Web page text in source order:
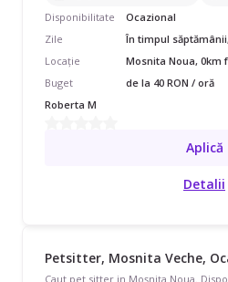
Disponibilitate
Ocazional
Zile
În timpul
Locație
Mosnita Noua, 0km
Buget
de la 40 RON / oră
Roberta M
Aplică
Detalii